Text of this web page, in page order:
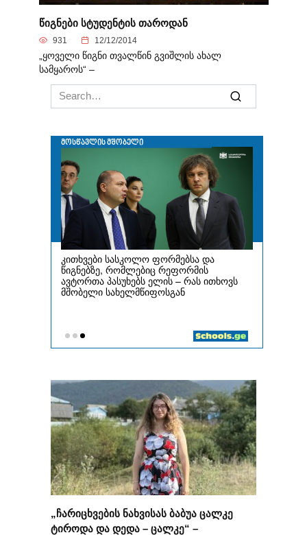
წიგნები სტუდენტის თაროდან
931 12/12/2014
„ყოველი წიგნი თვალწინ გვიშლის ახალ
სამყაროს“ –
Search
for:
„ჩარიცხვების ნახვისას ბაბუა ცალკე
ტიროდა და დედა – ცალკე“ –